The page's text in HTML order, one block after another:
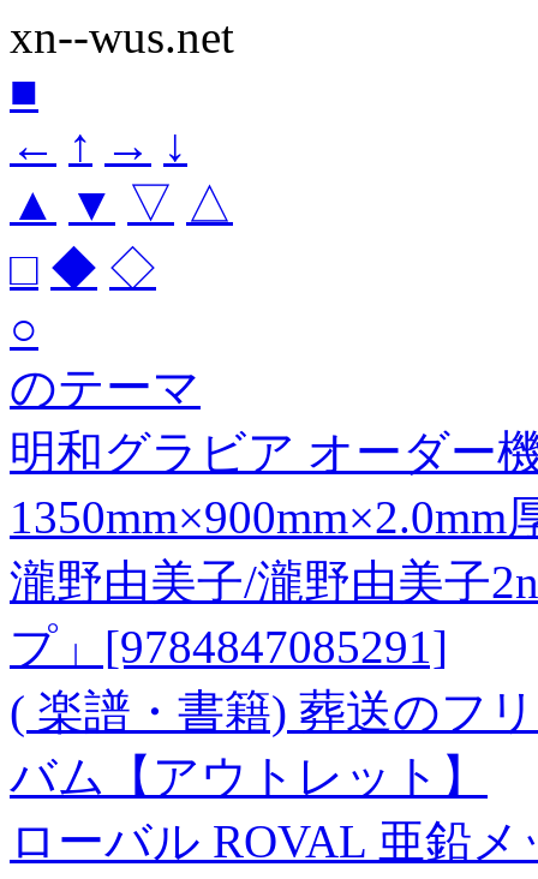
xn--wus.net
■
← ↑ → ↓
▲
▼ ▽ △
□ ◆ ◇
○
のテーマ
明和グラビア オーダー
1350mm×900mm×2.0mm
瀧野由美子/瀧野由美子
プ」[9784847085291]
( 楽譜・書籍) 葬送のフ
バム【アウトレット】
ローバル ROVAL 亜鉛